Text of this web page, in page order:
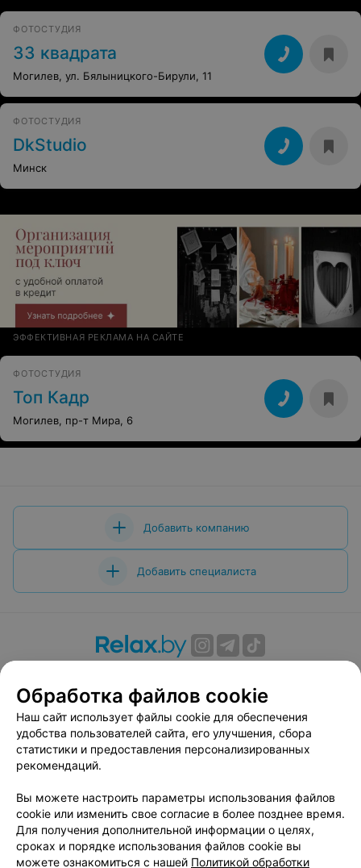
ФОТОСТУДИЯ
33 квадрата
Могилев, ул. Бялыницкого-Бирули, 11
ФОТОСТУДИЯ
DkStudio
Минск
ЭФФЕКТИВНАЯ РЕКЛАМА НА САЙТЕ
ФОТОСТУДИЯ
Топ Кадр
Могилев, пр-т Мира, 6
Добавить компанию
Добавить специалиста
Вакансии
Публичный договор
Способы оплаты
Публичный договор по использованию сервиса
«Афиша»
Пользовательское соглашение
Связаться по вопросам сотрудничества
Написать руководителю relax.by
Персональные настройки cookie
Обработка файлов cookie
Наш сайт использует файлы cookie для обеспечения
удобства пользователей сайта, его улучшения, сбора
статистики и предоставления персонализированных
рекомендаций.
Вы можете настроить параметры использования файлов
cookie или изменить свое согласие в более позднее время.
Для получения дополнительной информации о целях,
сроках и порядке использования файлов cookie вы
можете ознакомиться с нашей Политикой обработки